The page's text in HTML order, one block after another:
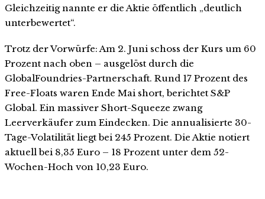
Gleichzeitig nannte er die Aktie öffentlich „deutlich
unterbewertet“.
Trotz der Vorwürfe: Am 2. Juni schoss der Kurs um 60
Prozent nach oben – ausgelöst durch die
GlobalFoundries-Partnerschaft. Rund 17 Prozent des
Free-Floats waren Ende Mai short, berichtet S&P
Global. Ein massiver Short-Squeeze zwang
Leerverkäufer zum Eindecken. Die annualisierte 30-
Tage-Volatilität liegt bei 245 Prozent. Die Aktie notiert
aktuell bei 8,35 Euro – 18 Prozent unter dem 52-
Wochen-Hoch von 10,23 Euro.